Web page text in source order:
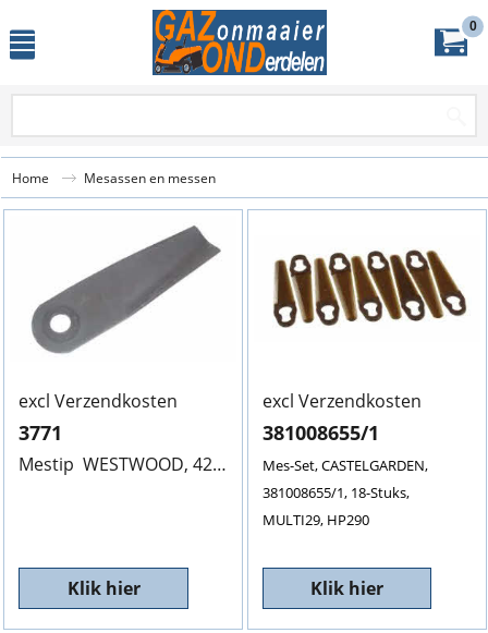
0
Home Mesassen en messen
excl Verzendkosten
3771
Mestip WESTWOOD, 42" Dek, 3771, 174/17mm, Prijs op
Klik hier
excl Verzendkosten
381008655/1
Mes-Set, CASTELGARDEN,
381008655/1, 18-Stuks,
MULTI29, HP290
Klik hier